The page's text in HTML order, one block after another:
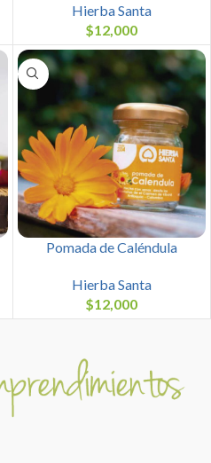
Hierba Santa
$12,000
Pomada de Caléndula
Hierba Santa
$12,000